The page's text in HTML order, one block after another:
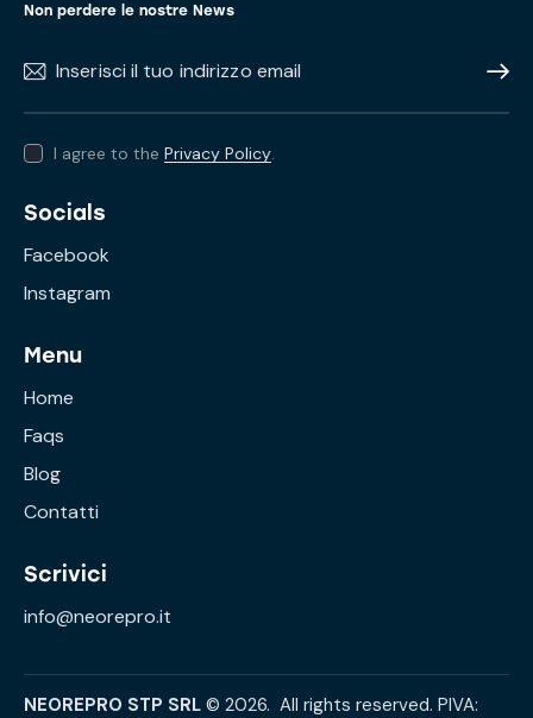
Non perdere le nostre News
I agree to the Privacy Policy.
Socials
Facebook
Instagram
Menu
Home
Faqs
Blog
Contatti
Scrivici
info@neorepro.it
NEOREPRO STP SRL © 2026. All rights reserved. PIVA: